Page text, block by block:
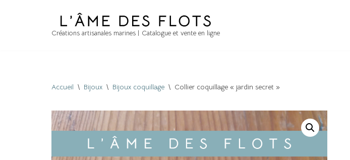
Créations artisanales marines | Catalogue et vente en ligne
Accueil \ Bijoux \ Bijoux coquillage \ Collier coquillage « jardin secret »